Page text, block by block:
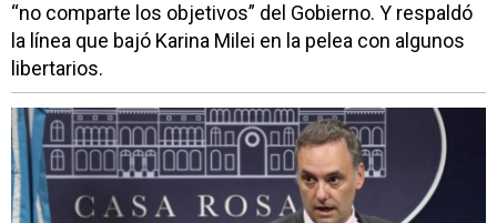
“no comparte los objetivos” del Gobierno. Y respaldó
la línea que bajó Karina Milei en la pelea con algunos
libertarios.